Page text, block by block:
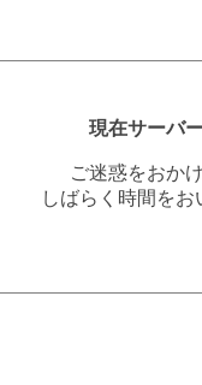
現在サーバ
ご迷惑をおか
しばらく時間を